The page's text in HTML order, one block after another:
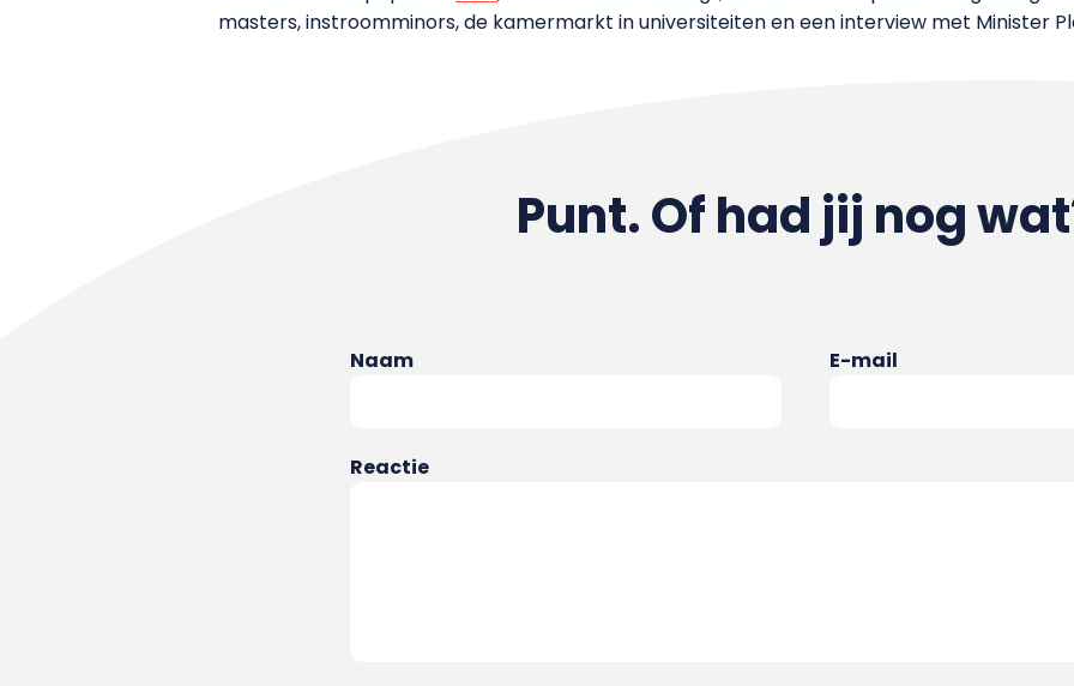
masters, instroomminors, de kamermarkt in universiteiten en een interview met Minister
Punt. Of had jij nog
Naam E-mail
Reactie